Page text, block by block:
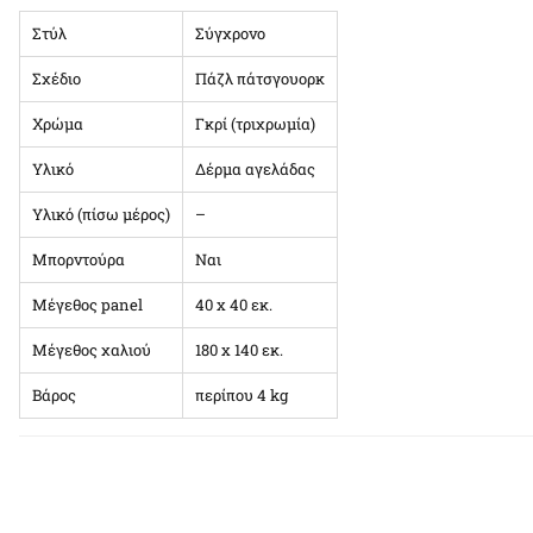
Στύλ Σύγχρονο
Σχέδιο Πάζλ πάτσγουορκ
Χρώμα Γκρί (τριχρωμία)
Υλικό Δέρμα αγελάδας
Υλικό (πίσω μέρος) –
Μπορντούρα Ναι
Μέγεθος panel 40 x 40 εκ.
Μέγεθος χαλιού 180 x 140 εκ.
Βάρος περίπου 4 kg